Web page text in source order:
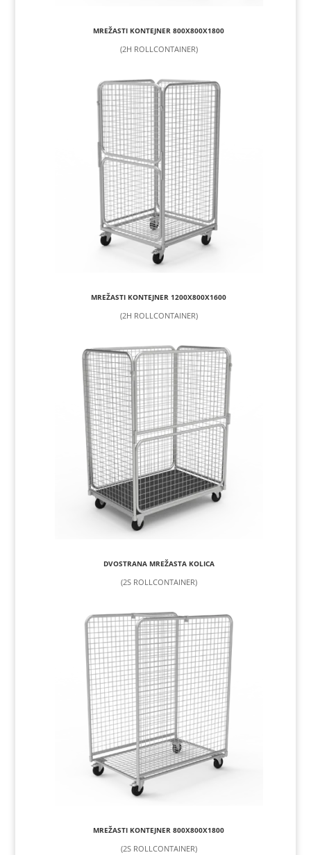
MREŽASTI KONTEJNER 800X800X1800
(2H ROLLCONTAINER)
MREŽASTI KONTEJNER 1200X800X1600
(2H ROLLCONTAINER)
DVOSTRANA MREŽASTA KOLICA
(2S ROLLCONTAINER)
MREŽASTI KONTEJNER 800X800X1800
(2S ROLLCONTAINER)